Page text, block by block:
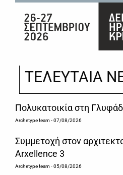
ΤΕΛΕΥΤΑΙΑ
Πολυκατοικία στη
Archetype team- 07/08/2026
Συμμετοχή στον
Arxellence 3
Archetype team- 05/08/2026